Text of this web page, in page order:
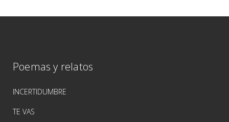
Poemas y relatos
INCERTIDUMBRE
TE VAS